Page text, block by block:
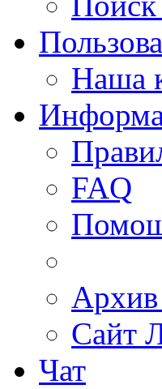
Наша
FAQ
Сайт
Чат